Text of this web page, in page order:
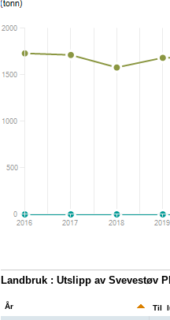
Landbruk : Utslipp av Svevestøv
År Til